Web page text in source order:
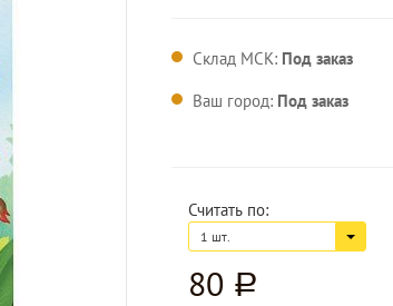
Склад МСК: Под заказ
Ваш город: Под заказ
Считать по:
1 шт.
80 a